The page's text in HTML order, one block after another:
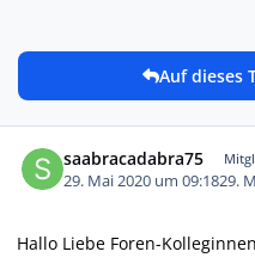
Auf dieses
saabracadabra75
29. Mai 2020 um 09:1829.
Hallo Liebe Foren-